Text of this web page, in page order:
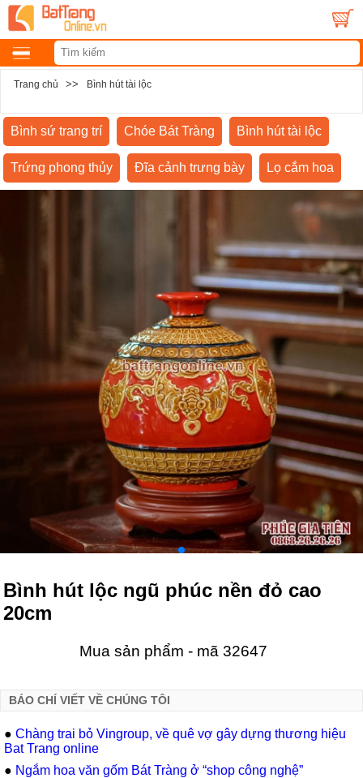
Trang chủ >> Bình hút tài lộc
Bình sứ trang trí Chóe Bát Tràng Bình hút tài lộc
Trứng phong thủy Đĩa cảnh trưng bày Lọ cắm hoa
Bình hút lộc ngũ phúc nền đỏ cao
20cm
Mua sản phẩm - mã 32647
BÁO CHÍ VIẾT VỀ CHÚNG TÔI
● Chàng trai bỏ Vingroup, về quê vợ gây dựng thương hiệu
Bat Trang online
● Ngắm hoa văn gốm Bát Tràng ở “shop công nghệ”